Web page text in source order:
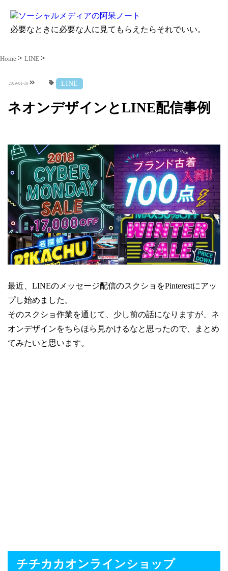
必要なときに必要な人に見てもらえたらそれでいい。
Home LINE
2019-01-10 LINE
ネオンデザインとLINE配信事例
最近、LINEのメッセージ配信のスクショをPinterestにアッ
プし始めました。
そのスクショ作業を通じて、少し前の話になりますが、ネ
オンデザインをちらほら見かけるなと思ったので、まとめ
てみたいと思います。
チチカカオンラインショップ